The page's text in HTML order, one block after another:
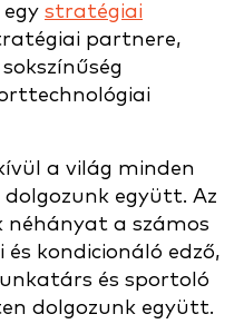
stratégiai
partnere,
a világ minden
együtt. Az
néhányat a számos
kondicionáló edző,
és sportoló
dolgozunk együtt.